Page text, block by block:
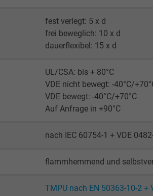
Zweck
Erzeugt statistische
Besucher die Website
Anbieter Google LLC
Laufzeit 2 Jahre
Cookie von Google
Besucher die
_gid, Google
fest verlegt: 5 x d
frei beweglich: 10 x d
dauerflexibel: 15 x d
UL/CSA: bis + 80°C
VDE nicht bewegt: -40°C/
VDE bewegt: -40°C/+70°C
Auf Anfrage in +90°C
nach IEC 60754-1 + VDE
flammhemmend und
TMPU nach EN 50363-10-2 +